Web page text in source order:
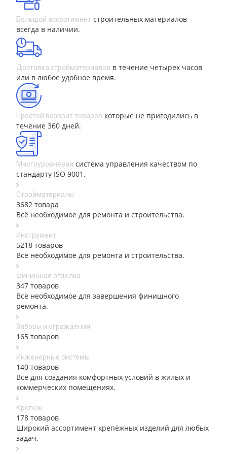
Большой ассортимент строительных материалов
всегда в наличии.
Доставка стройматериалов в течение четырех часов
или в любое удобное время.
Простой возврат товаров которые не пригодились в
течение 360 дней.
Многоуровневая система управления качеством по
стандарту ISO 9001.
Стройматериалы
3682 товара
Всё необходимое для ремонта и строительства.
Инструмент
5218 товаров
Всё необходимое для ремонта и строительства.
Финишная отделка
347 товаров
Всё необходимое для завершения финишного
ремонта.
Заборы и ограждения
165 товаров
Инженерные системы
140 товаров
Всё для создания комфортных условий в жилых и
коммерческих помещениях.
Крепеж
178 товаров
Широкий ассортимент крепёжных изделий для любых
задач.